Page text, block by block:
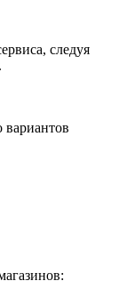
следуя
вариантов